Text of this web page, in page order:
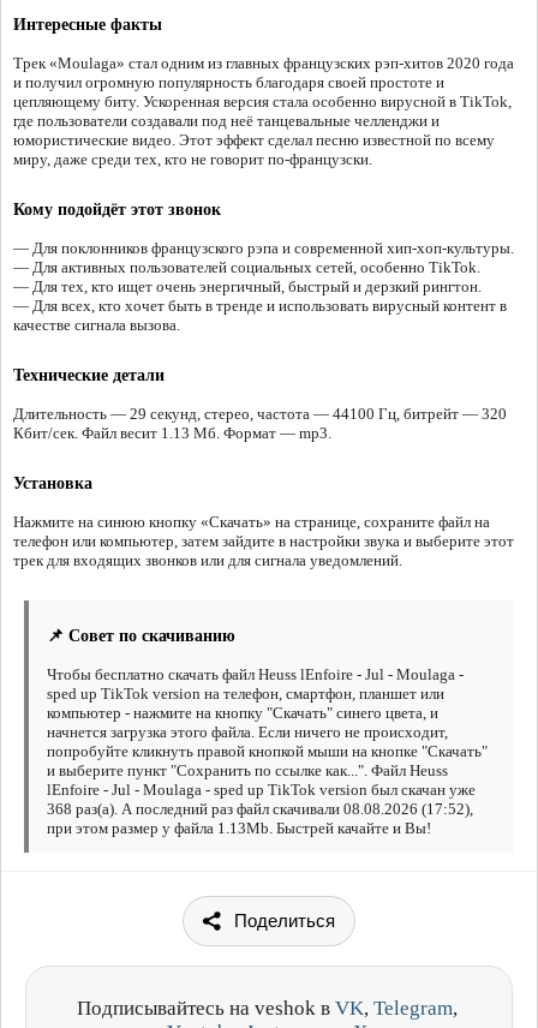
Интересные факты
Трек «Moulaga» стал одним из главных французских рэп-хитов 2020 года
и получил огромную популярность благодаря своей простоте и
цепляющему биту. Ускоренная версия стала особенно вирусной в TikTok,
где пользователи создавали под неё танцевальные челленджи и
юмористические видео. Этот эффект сделал песню известной по всему
миру, даже среди тех, кто не говорит по-французски.
Кому подойдёт этот звонок
— Для поклонников французского рэпа и современной хип-хоп-культуры.
— Для активных пользователей социальных сетей, особенно TikTok.
— Для тех, кто ищет очень энергичный, быстрый и дерзкий рингтон.
— Для всех, кто хочет быть в тренде и использовать вирусный контент в
качестве сигнала вызова.
Технические детали
Длительность — 29 секунд, стерео, частота — 44100 Гц, битрейт — 320
Кбит/сек. Файл весит 1.13 Мб. Формат — mp3.
Установка
Нажмите на синюю кнопку «Скачать» на странице, сохраните файл на
телефон или компьютер, затем зайдите в настройки звука и выберите этот
трек для входящих звонков или для сигнала уведомлений.
📌 Совет по скачиванию
Чтобы бесплатно скачать файл Heuss lEnfoirе - Jul - Moulaga -
sped up TikTok version на телефон, смартфон, планшет или
компьютер - нажмите на кнопку "Скачать" синего цвета, и
начнется загрузка этого файла. Если ничего не происходит,
попробуйте кликнуть правой кнопкой мыши на кнопке "Скачать"
и выберите пункт "Сохранить по ссылке как...". Файл Heuss
lEnfoirе - Jul - Moulaga - sped up TikTok version был скачан уже
368 раз(а). А последний раз файл скачивали 08.08.2026 (17:52),
при этом размер у файла 1.13Mb. Быстрей качайте и Вы!
Поделиться
Подписывайтесь на veshok в VK, Telegram,